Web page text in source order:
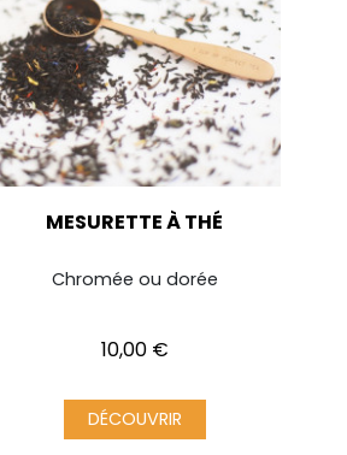
MESURETTE À THÉ
Chromée ou dorée
Prix
10,00 €
DÉCOUVRIR